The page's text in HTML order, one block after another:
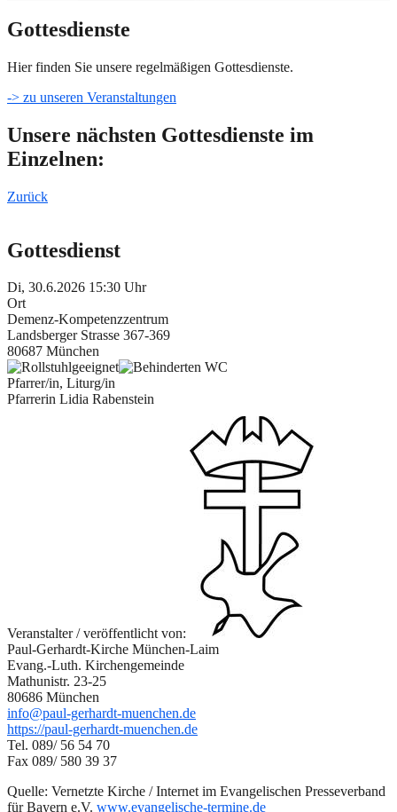
Gottesdienste
Hier finden Sie unsere regelmäßigen Gottesdienste.
-> zu unseren Veranstaltungen
Unsere nächsten Gottesdienste im
Einzelnen:
Zurück
Gottesdienst
Di, 30.6.2026 15:30 Uhr
Ort
Demenz-Kompetenzzentrum
Landsberger Strasse 367-369
80687 München
Pfarrer/in, Liturg/in
Pfarrerin Lidia Rabenstein
Veranstalter / veröffentlicht von:
Paul-Gerhardt-Kirche München-Laim
Evang.-Luth. Kirchengemeinde
Mathunistr. 23-25
80686 München
info@paul-gerhardt-muenchen.de
https://paul-gerhardt-muenchen.de
Tel. 089/ 56 54 70
Fax 089/ 580 39 37
Quelle: Vernetzte Kirche / Internet im Evangelischen Presseverband
für Bayern e.V. www.evangelische-termine.de